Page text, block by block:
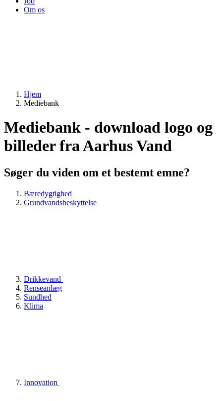
Om os
Hjem
Mediebank
Mediebank - download logo og
billeder fra Aarhus Vand
Søger du viden om et bestemt emne?
Bæredygtighed
Grundvandsbeskyttelse
Drikkevand
Renseanlæg
Sundhed
Klima
Innovation